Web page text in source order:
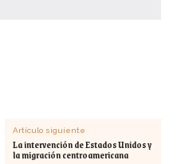
Artículo siguiente
La intervención de Estados Unidos y
la migración centroamericana